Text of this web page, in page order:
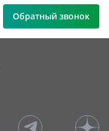
Обратный звонок